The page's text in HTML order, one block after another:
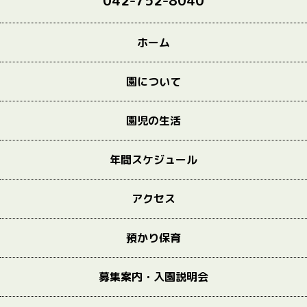
ホーム
園について
園児の生活
年間スケジュール
アクセス
預かり保育
募集案内・入園説明会